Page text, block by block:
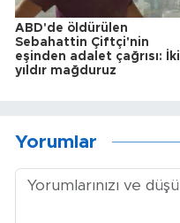
ABD'de öldürülen
Sebahattin Çiftçi'nin
eşinden adalet çağrısı: İki
yıldır mağduruz
Yorumlar